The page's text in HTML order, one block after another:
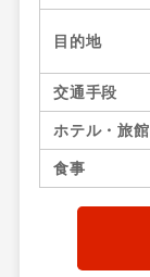
目的地
交通手段
ホテル・旅館
食事